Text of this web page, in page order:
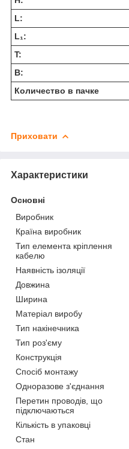
L:
L₁:
T:
В:
Количество в пачке
Приховати
Характеристики
Основні
Виробник
Країна виробник
Тип елемента кріплення
кабелю
Наявність ізоляції
Довжина
Ширина
Матеріал виробу
Тип накінечника
Тип роз'єму
Конструкція
Спосіб монтажу
Одноразове з'єднання
Перетин проводів, що
підключаються
Кількість в упаковці
Стан